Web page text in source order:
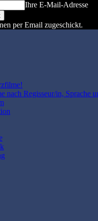
Ihre E-Mail-Adresse
per Email zugeschickt.
nach Regisseur/in, Sprache